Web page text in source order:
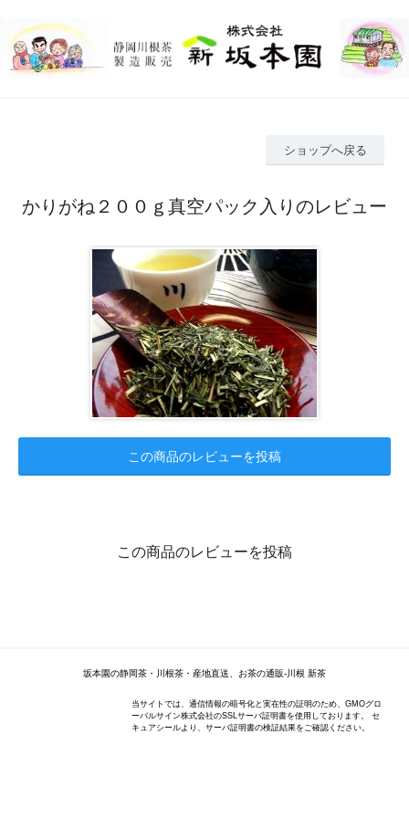
ショップへ戻る
かりがね２００ｇ真空パック入りのレビュー
この商品のレビューを投稿
この商品のレビューを投稿
坂本園の静岡茶・川根茶・産地直送、お茶の通販-川根 新茶
当サイトでは、通信情報の暗号化と実在性の証明のため、GMOグロ
ーバルサイン株式会社のSSLサーバ証明書を使用しております。 セ
キュアシールより、サーバ証明書の検証結果をご確認ください。